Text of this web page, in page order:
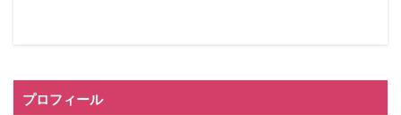
プロフィール